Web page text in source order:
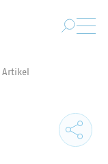
Artikel